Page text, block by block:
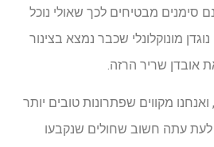
סימנים מבטיחים לכך שאולי נוכל
מונוקלונלי שכבר נמצא בצינור
אובדן שריר הרזה.
מקווים שפתרונות טובים יותר
לעת עתה חשוב שחולים שנקבעו